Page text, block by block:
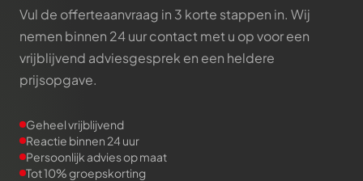
Vul de offerteaanvraag in 3 korte stappen in. Wij
nemen binnen 24 uur contact met u op voor een
vrijblijvend adviesgesprek en een heldere
prijsopgave.
Geheel vrijblijvend
Reactie binnen 24 uur
Persoonlijk advies op maat
Tot 10% groepskorting